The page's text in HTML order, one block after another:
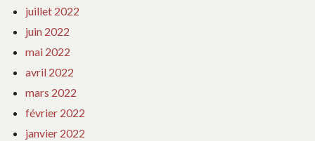
juillet 2022
juin 2022
mai 2022
avril 2022
mars 2022
février 2022
janvier 2022